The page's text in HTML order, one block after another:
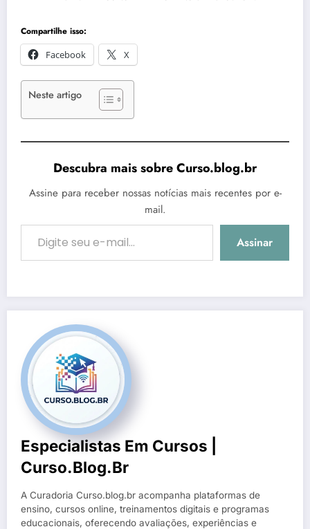
Compartilhe isso:
Facebook
X
Neste artigo
Descubra mais sobre Curso.blog.br
Assine para receber nossas notícias mais recentes por e-
mail.
Digite seu e-mail…
Assinar
Especialistas Em Cursos |
Curso.blog.br
A Curadoria Curso.blog.br acompanha plataformas de
ensino, cursos online, treinamentos digitais e programas
educacionais, oferecendo avaliações, experiências e